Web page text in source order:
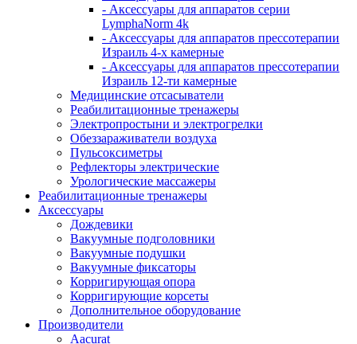
- Аксессуары для аппаратов серии
LymphaNorm 4k
- Аксессуары для аппаратов прессотерапии
Израиль 4-х камерные
- Аксессуары для аппаратов прессотерапии
Израиль 12-ти камерные
Медицинские отсасыватели
Реабилитационные тренажеры
Электропростыни и электрогрелки
Обеззараживатели воздуха
Пульсоксиметры
Рефлекторы электрические
Урологические массажеры
Реабилитационные тренажеры
Аксессуары
Дождевики
Вакуумные подголовники
Вакуумные подушки
Вакуумные фиксаторы
Корригирующая опора
Корригирующие корсеты
Дополнительное оборудование
Производители
Aacurat